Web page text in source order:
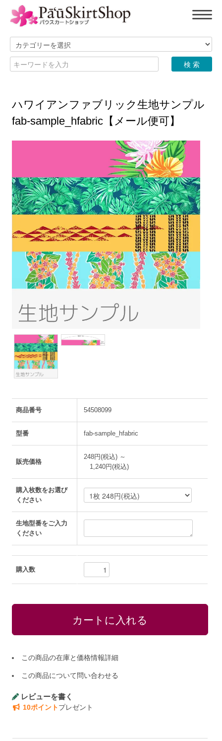
ハワイアンファブリック生地サンプル
fab-sample_hfabric【メール便可】
商品番号 54508099
型番 fab-sample_hfabric
販売価格
248円(税込) ～
1,240円(税込)
購入枚数をお選び
ください
生地型番をご入力
ください
購入数
この商品の在庫と価格情報詳細
この商品について問い合わせる
レビューを書く
10ポイントプレゼント